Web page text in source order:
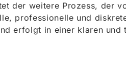
der weitere Prozess, der
professionelle und
erfolgt in einer klaren und